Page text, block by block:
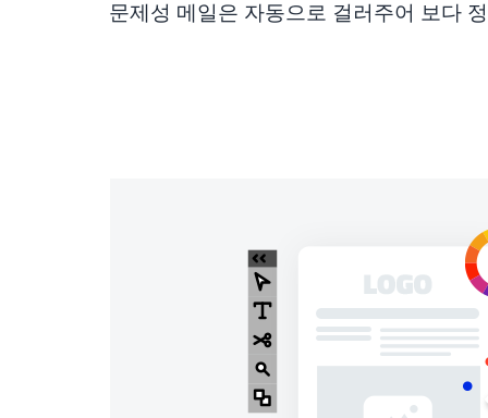
문제성 메일은 자동으로 걸러주어 보다